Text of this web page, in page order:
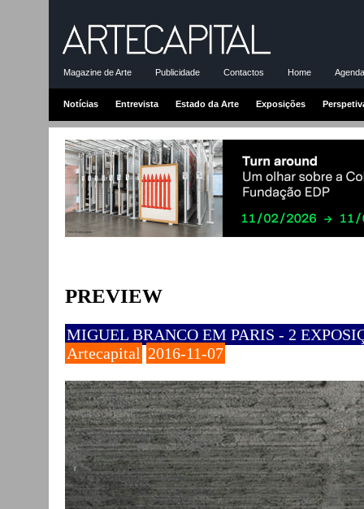
Magazine de Arte Publicidade Contactos Home
Notícias Entrevista Estado da Arte Exposições
PREVIEW
MIGUEL BRANCO EM PARIS - 2
Artecapital 2016-11-07